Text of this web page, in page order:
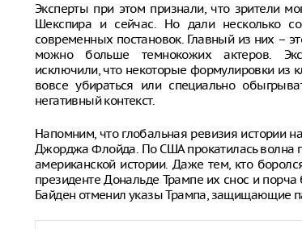
Эксперты при этом признали, что зрители
Шекспира и сейчас. Но дали несколько
современных постановок. Главный из них –
можно больше темнокожих актеров.
исключили, что некоторые формулировки из
вовсе убираться или специально
негативный контекст.
Напомним, что глобальная ревизия истории
Джорджа Флойда. По США прокатилась волна
американской истории. Даже тем, кто
президенте Дональде Трампе их снос и
Байден отменил указы Трампа, защищающие